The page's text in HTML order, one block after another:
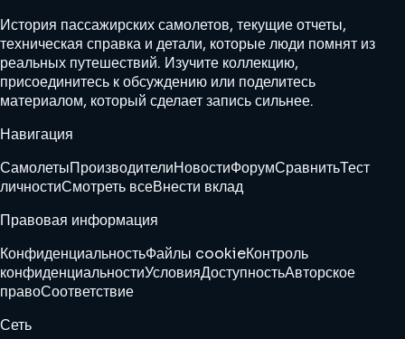
История пассажирских самолетов, текущие отчеты,
техническая справка и детали, которые люди помнят из
реальных путешествий. Изучите коллекцию,
присоединитесь к обсуждению или поделитесь
материалом, который сделает запись сильнее.
Навигация
СамолетыПроизводителиНовостиФорумСравнитьТест
личностиСмотреть всеВнести вклад
Правовая информация
КонфиденциальностьФайлы cookieКонтроль
конфиденциальностиУсловияДоступностьАвторское
правоСоответствие
Сеть